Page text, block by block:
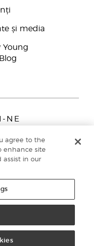
și media
Young
NE
0800 890113
agree to the
enhance site
assist in our